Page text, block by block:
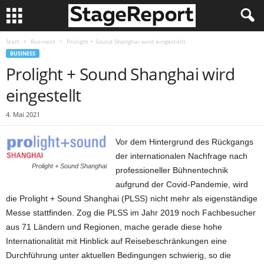
Start Business Prolight + Sound Shanghai wird eingestellt
BUSINESS
Prolight + Sound Shanghai wird
eingestellt
4. Mai 2021
Prolight + Sound Shanghai
Vor dem Hintergrund des Rückgangs
der internationalen Nachfrage nach
professioneller Bühnentechnik
aufgrund der Covid-Pandemie, wird
die Prolight + Sound Shanghai (PLSS) nicht mehr als eigenständige
Messe stattfinden. Zog die PLSS im Jahr 2019 noch Fachbesucher
aus 71 Ländern und Regionen, mache gerade diese hohe
Internationalität mit Hinblick auf Reisebeschränkungen eine
Durchführung unter aktuellen Bedingungen schwierig, so die